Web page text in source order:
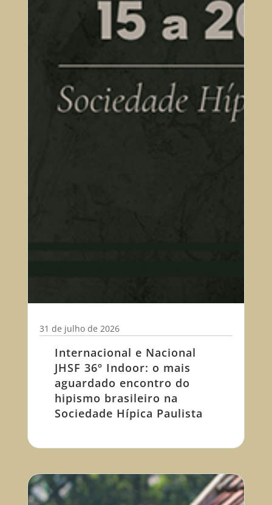
Internacional e Nacional
JHSF 36º Indoor: o mais
aguardado encontro do
hipismo brasileiro na
Sociedade Hípica Paulista
31 de julho de 2026